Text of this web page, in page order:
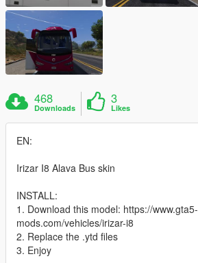
468
Downloads
3
Likes
EN:
Irizar I8 Alava Bus skin
INSTALL:
1. Download this model: https://www.gta5-
mods.com/vehicles/irizar-i8
2. Replace the .ytd files
3. Enjoy